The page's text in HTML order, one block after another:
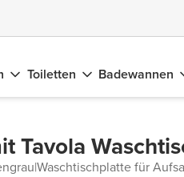
Toiletten Badewannen
Tavola
|Waschtischplatte für